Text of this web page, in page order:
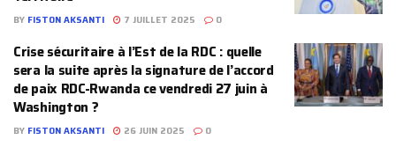
BY FISTON AKSANTI 7 JUILLET 2025 0
Crise sécuritaire à l’Est de la RDC : quelle
sera la suite après la signature de l’accord
de paix RDC-Rwanda ce vendredi 27 juin à
Washington ?
BY FISTON AKSANTI 26 JUIN 2025 0